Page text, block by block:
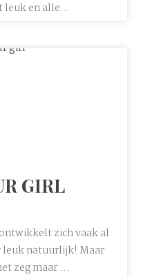
leuk en alle...
GIRL
zich vaak al
leuk natuurlijk! Maar
zeg maar ...